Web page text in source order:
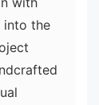
into the